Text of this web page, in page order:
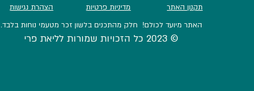
תקנון האתר מדיניות פרטיות
הצהרת נגישות
האתר מיועד לכולם! חלק מהתכנים בלשון זכר מטעמי נוחות בלבד.
© 2023 כל הזכויות שמורות לליאת פרי